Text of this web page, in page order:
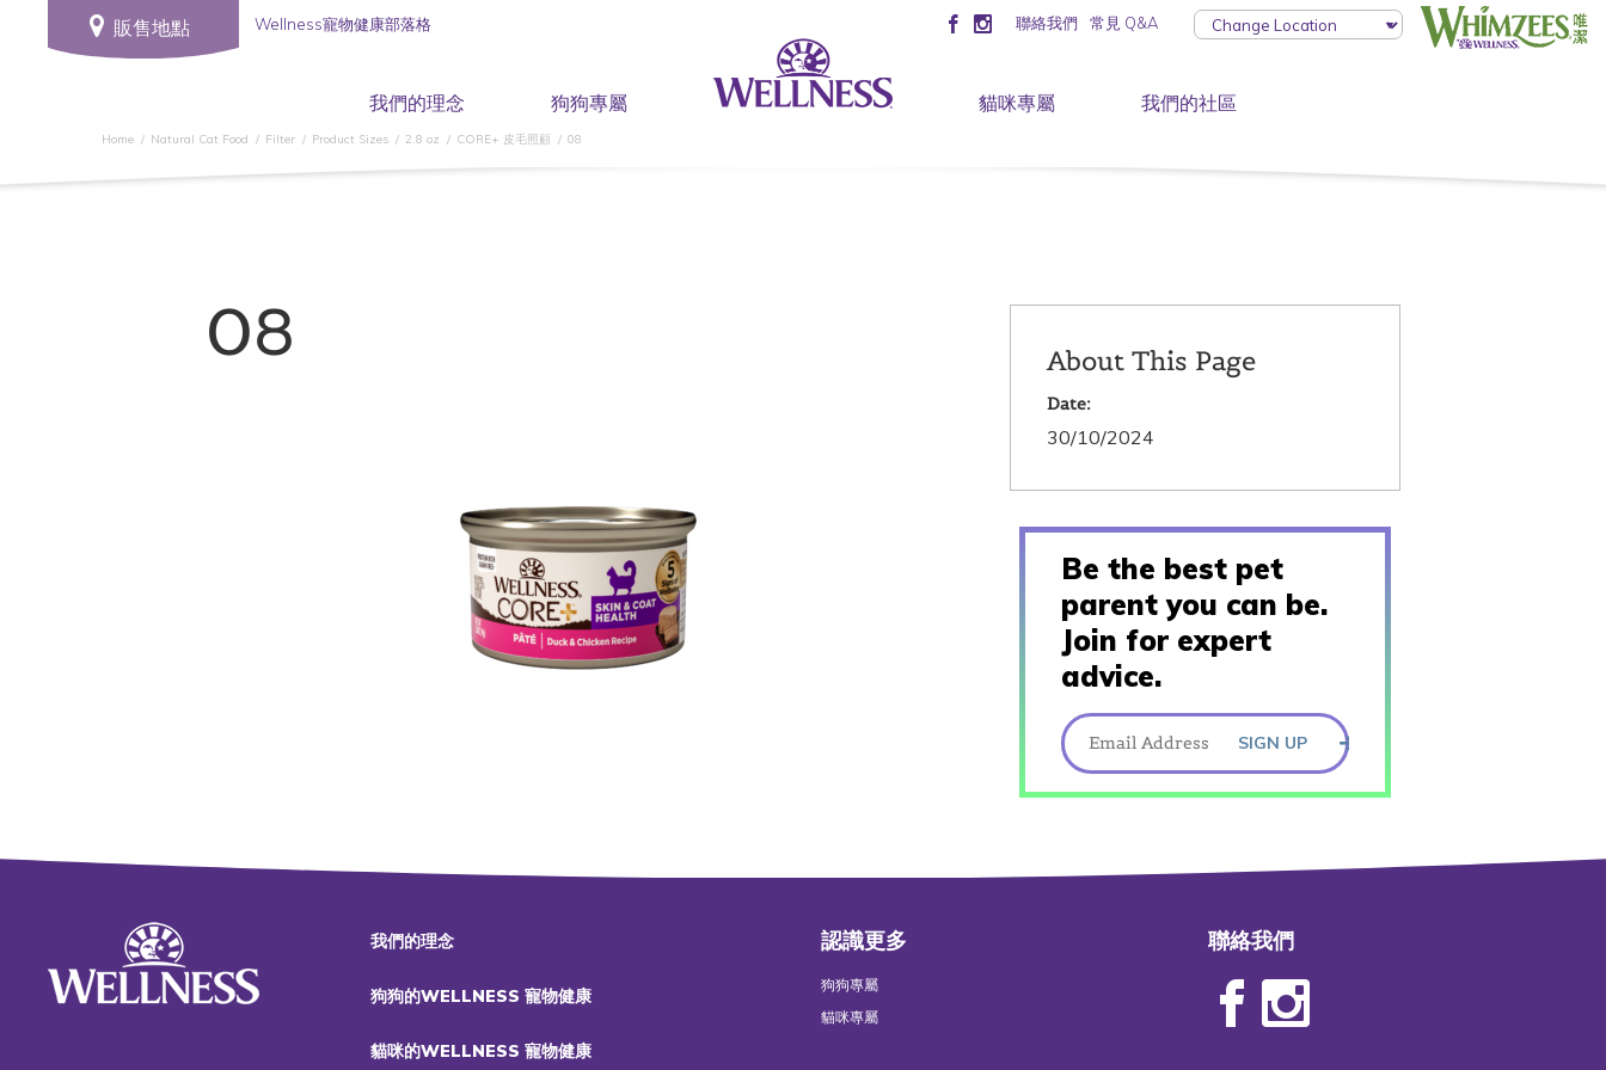
販售地點 Wellness寵物健康部落格 聯絡我們 常見 Q&A
我們的理念 狗狗專屬 貓咪專屬 我們的社區
Home Natural Cat Food Filter Product Sizes 2.8 oz CORE+ 皮毛照顧 08
08 About This Page
Date:
30/10/2024
Be the best pet
parent you can be.
Join for expert
advice.
SIGN UP
我們的理念
狗狗的WELLNESS 寵物健康
貓咪的WELLNESS 寵物健康
認識更多
狗狗專屬
貓咪專屬
聯絡我們